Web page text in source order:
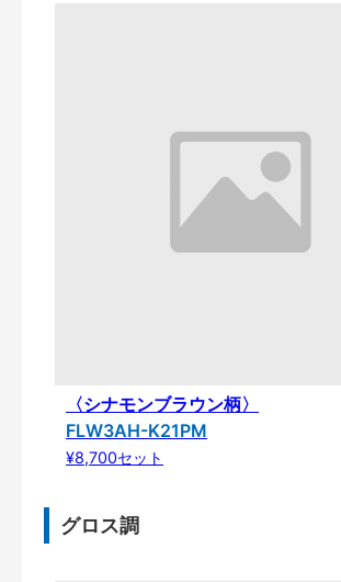
〈シナモンブラウン柄〉
FLW3AH-K21PM
¥8,700セット
グロス調